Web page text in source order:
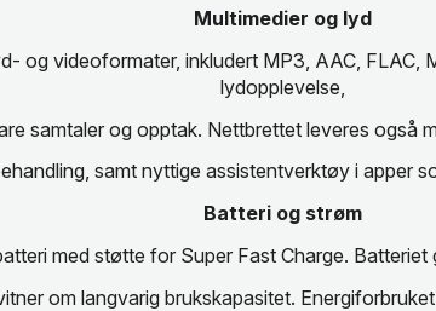
Multimedier og lyd
og videoformater, inkludert MP3, AAC,
lydopplevelse,
samtaler og opptak. Nettbrettet leveres også
samt nyttige assistentverktøy i apper
Batteri og strøm
med støtte for Super Fast Charge. Batteriet
om langvarig brukskapasitet.